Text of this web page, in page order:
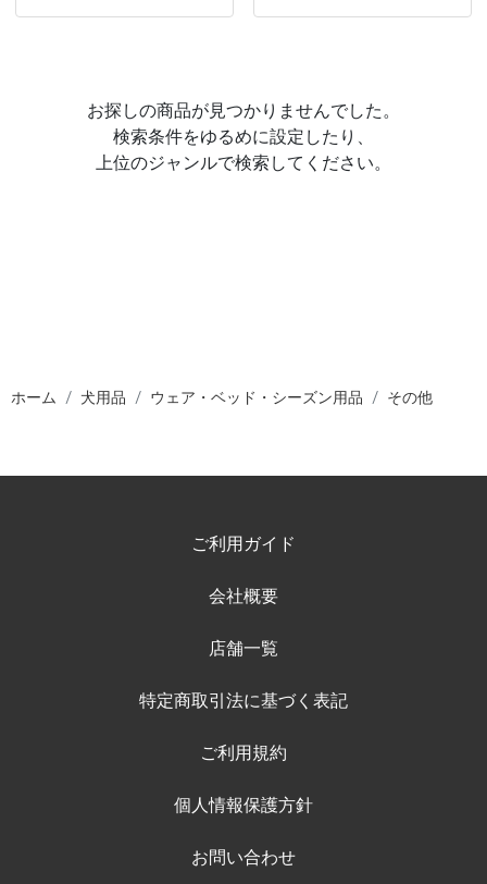
お探しの商品が見つかりませんでした。
検索条件をゆるめに設定したり、
上位のジャンルで検索してください。
ホーム 犬用品 ウェア・ベッド・シーズン用品 その他
ご利用ガイド
会社概要
店舗一覧
特定商取引法に基づく表記
ご利用規約
個人情報保護方針
お問い合わせ